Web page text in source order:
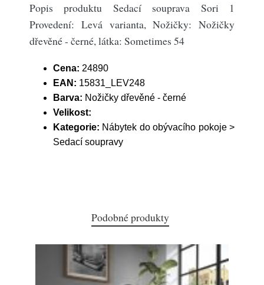
Popis produktu Sedací souprava Sori 1
Provedení: Levá varianta, Nožičky: Nožičky
dřevěné - černé, látka: Sometimes 54
Cena: 24890
EAN: 15831_LEV248
Barva: Nožičky dřevěné - černé
Velikost:
Kategorie: Nábytek do obývacího pokoje >
Sedací soupravy
Podobné produkty